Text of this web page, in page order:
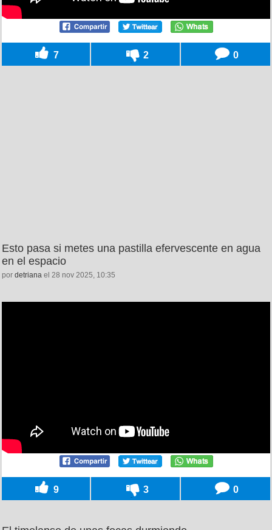
7 2 0
Esto pasa si metes una pastilla efervescente en agua
en el espacio
por detriana el 28 nov 2025, 10:35
9 3 0